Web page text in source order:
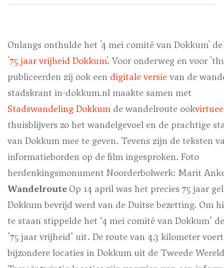
Onlangs onthulde het '4 mei comité van Dokkum'
'75 jaar vrijheid Dokkum'. Voor onderweg en voor
publiceerden zij ook een digitale versie van de
stadskrant in-dokkum.nl maakte samen met
Stadswandeling Dokkum de wandelroute ook
thuisblijvers zo het wandelgevoel en de prachtige
van Dokkum mee te geven. Tevens zijn de teksten
informatieborden op de film ingesproken. Foto
herdenkingsmonument Noorderbolwerk: Marit
Wandelroute Op 14 april was het precies 75 jaar
Dokkum bevrijd werd van de Duitse bezetting. Om
te staan stippelde het ‘4 mei comité van Dokkum’
’75 jaar vrijheid’ uit. De route van 4,3 kilometer
bijzondere locaties in Dokkum uit de Tweede